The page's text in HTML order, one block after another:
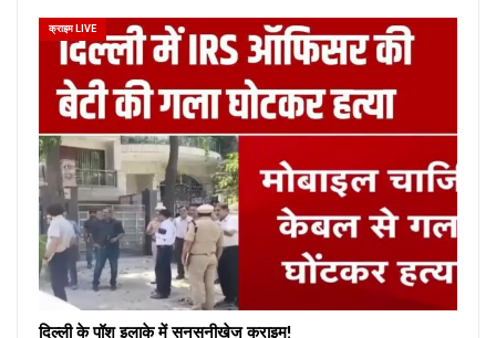
क्राइम LIVE
दिल्ली के पॉश इलाके में सनसनीखेज क्राइम!